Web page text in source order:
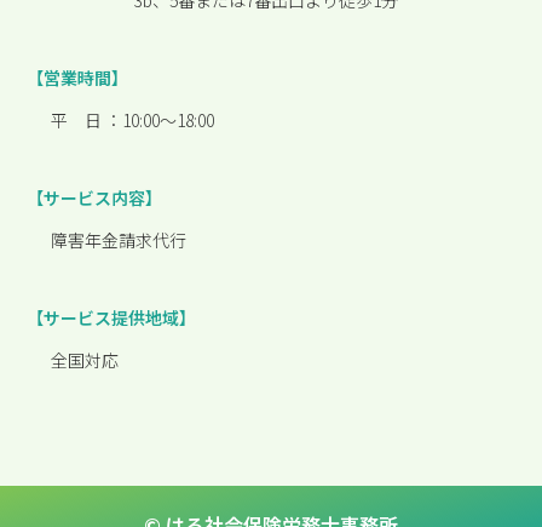
【営業時間】
平 日 ： 10:00〜18:00
【サービス内容】
障害年金請求代行
【サービス提供地域】
全国対応